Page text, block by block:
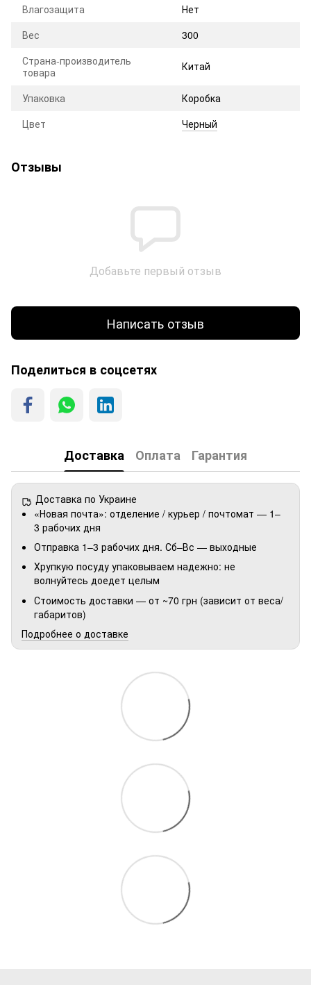
Влагозащита
Нет
Вес
300
Страна-производитель
товара
Китай
Упаковка
Коробка
Цвет
Черный
Отзывы
Добавьте первый отзыв
Написать отзыв
Поделиться в соцсетях
Доставка Оплата Гарантия
Доставка по Украине
«Новая почта»: отделение / курьер / почтомат — 1–
3 рабочих дня
Отправка 1–3 рабочих дня. Сб–Вс — выходные
Хрупкую посуду упаковываем надежно: не
волнуйтесь доедет целым
Стоимость доставки — от ~70 грн (зависит от веса/
габаритов)
Подробнее о доставке